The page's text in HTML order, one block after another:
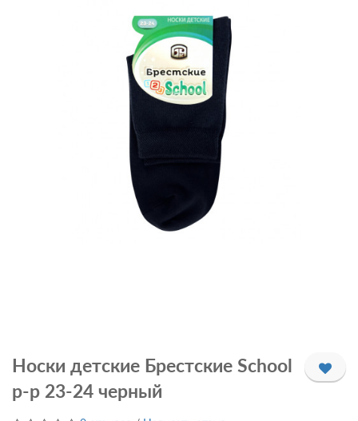
Носки детские Брестские School
р-р 23-24 черный